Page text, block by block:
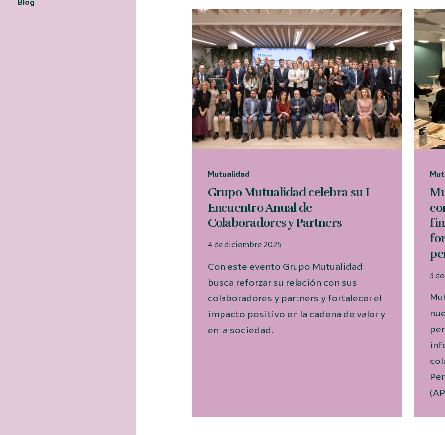
Blog
Mutualidad
Grupo Mutualidad celebra su I
Encuentro Anual de
Colaboradores y Partners
4 de diciembre 2025
Con este evento Grupo Mutualidad
busca reforzar su relación con sus
colaboradores y partners y fortalecer el
impacto positivo en la cadena de valor y
en la sociedad.
3